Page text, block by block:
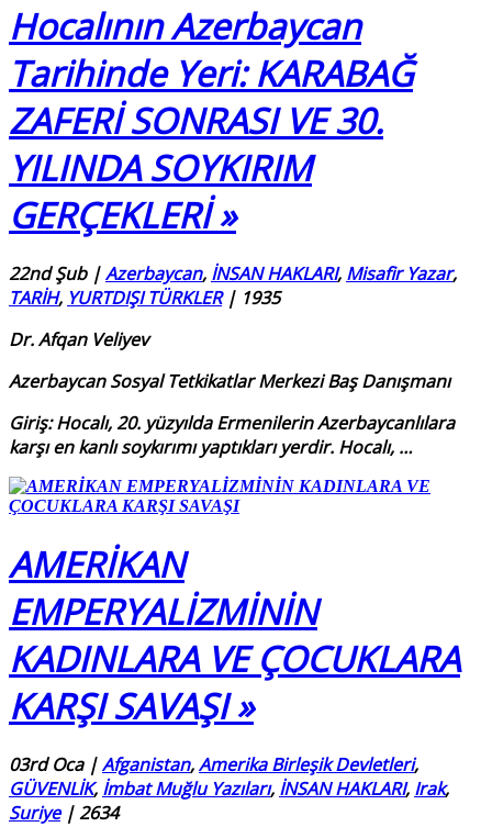
Hocalının Azerbaycan
Tarihinde Yeri: KARABAĞ
ZAFERİ SONRASI VE 30.
YILINDA SOYKIRIM
GERÇEKLERİ »
22nd Şub|Azerbaycan, İNSAN HAKLARI, Misafir Yazar,
TARİH, YURTDIŞI TÜRKLER| 1935
Dr. Afqan Veliyev
Azerbaycan Sosyal Tetkikatlar Merkezi Baş Danışmanı
Giriş:Hocalı, 20. yüzyılda Ermenilerin Azerbaycanlılara
karşı en kanlı soykırımı yaptıkları yerdir. Hocalı, …
AMERİKAN
EMPERYALİZMİNİN
KADINLARA VE ÇOCUKLARA
KARŞI SAVAŞI »
03rd Oca|Afganistan,Amerika Birleşik Devletleri,
GÜVENLİK, İmbat Muğlu Yazıları, İNSAN HAKLARI, Irak,
Suriye|2634